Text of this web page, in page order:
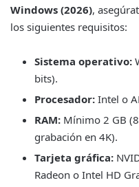
Windows (2026),
los siguientes requisitos:
Sistema operativo:
bits).
Procesador: Intel o
RAM: Mínimo 2 GB
grabación en 4K).
Tarjeta gráfica:
Radeon o Intel HD